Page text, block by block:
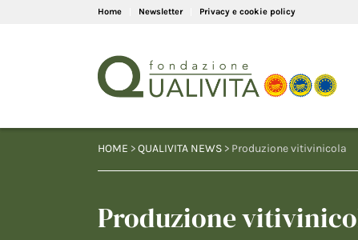
Home Newsletter Privacy e cookie policy
HOME >QUALIVITA NEWS > Produzione vitivinicola
Produzione